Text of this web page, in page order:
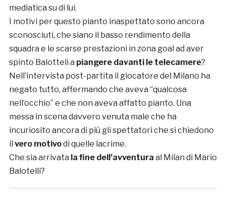
mediatica su di lui.
I motivi per questo pianto inaspettato sono ancora
sconosciuti, che siano il basso rendimento della
squadra e le scarse prestazioni in zona goal ad aver
spinto Balotteli a piangere davanti le telecamere?
Nell’intervista post-partita il giocatore del Milano ha
negato tutto, affermando che aveva “qualcosa
nell’occhio” e che non aveva affatto pianto. Una
messa in scena davvero venuta male che ha
incuriosito ancora di più gli spettatori che si chiedono
il vero motivodi quelle lacrime.
Che sia arrivata la fine dell’avventura al Milan di Mario
Balotelli?